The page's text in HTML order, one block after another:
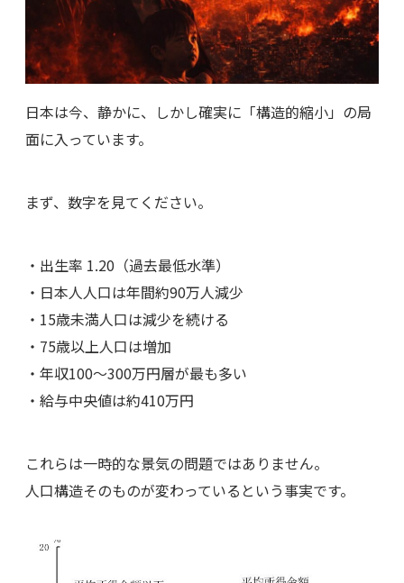
日本は今、静かに、しかし確実に「構造的縮小」の局
面に入っています。
まず、数字を見てください。
・出生率 1.20（過去最低水準）
・日本人人口は年間約90万人減少
・15歳未満人口は減少を続ける
・75歳以上人口は増加
・年収100〜300万円層が最も多い
・給与中央値は約410万円
これらは一時的な景気の問題ではありません。
人口構造そのものが変わっているという事実です。